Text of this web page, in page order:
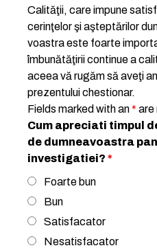
Calităţii, care impune
cerinţelor şi aşteptărilor
voastra este foarte
îmbunătăţirii continue a
aceea vă rugăm să aveţi
prezentului chestionar.
Fields marked with an* are
Cum apreciati timpul
de dumneavoastra
investigatiei? *
Foarte bun
Bun
Satisfacator
Nesatisfacator